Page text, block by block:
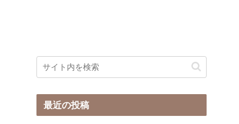
最近の投稿